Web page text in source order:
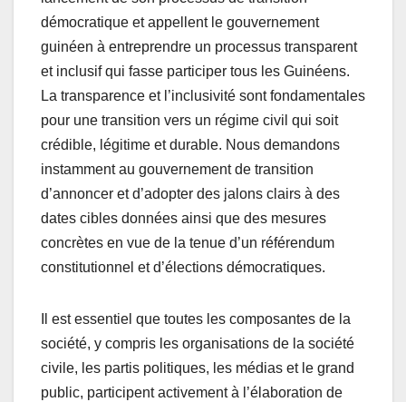
démocratique et appellent le gouvernement
guinéen à entreprendre un processus transparent
et inclusif qui fasse participer tous les Guinéens.
La transparence et l’inclusivité sont fondamentales
pour une transition vers un régime civil qui soit
crédible, légitime et durable. Nous demandons
instamment au gouvernement de transition
d’annoncer et d’adopter des jalons clairs à des
dates cibles données ainsi que des mesures
concrètes en vue de la tenue d’un référendum
constitutionnel et d’élections démocratiques.
Il est essentiel que toutes les composantes de la
société, y compris les organisations de la société
civile, les partis politiques, les médias et le grand
public, participent activement à l’élaboration de